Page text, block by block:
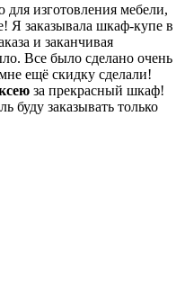
изготовления мебели,
Я заказывала шкаф-купе в
и заканчивая
Все было сделано очень
ещё скидку сделали!
за прекрасный шкаф!
буду заказывать только